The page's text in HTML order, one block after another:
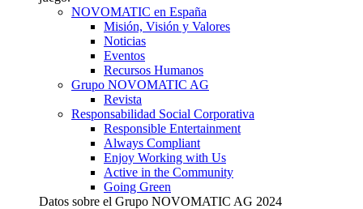
NOVOMATIC en España
Misión, Visión y Valores
Noticias
Eventos
Recursos Humanos
Grupo NOVOMATIC AG
Revista
Responsabilidad Social Corporativa
Responsible Entertainment
Always Compliant
Enjoy Working with Us
Active in the Community
Going Green
Datos sobre el Grupo NOVOMATIC AG 2024